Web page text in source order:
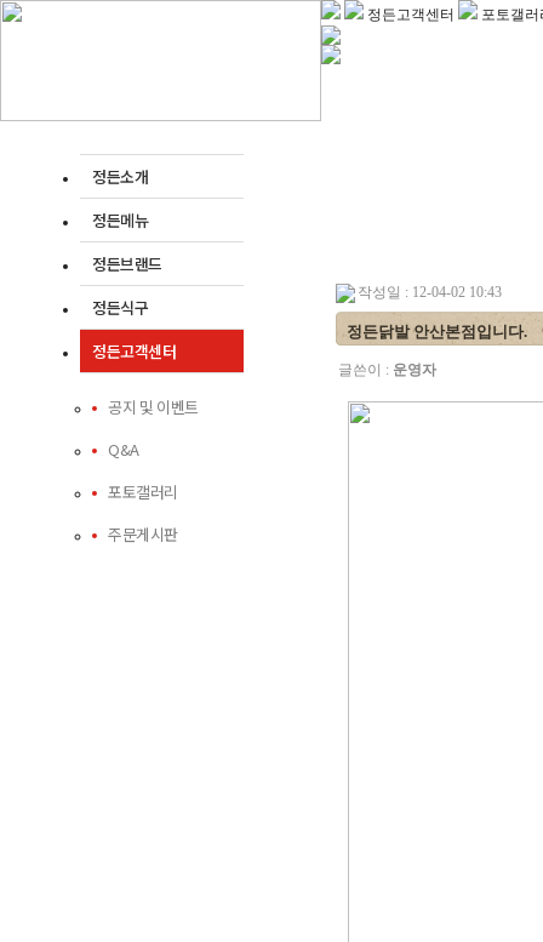
정든소개
정든메뉴
정든브랜드
정든식구
정든고객센터
공지 및 이벤트
Q&A
포토갤러리
주문게시판
정든고객센터 포토갤러
작성일 : 12-04-02 10:43
정든닭발 안산본점입니다.
글쓴이 : 운영자